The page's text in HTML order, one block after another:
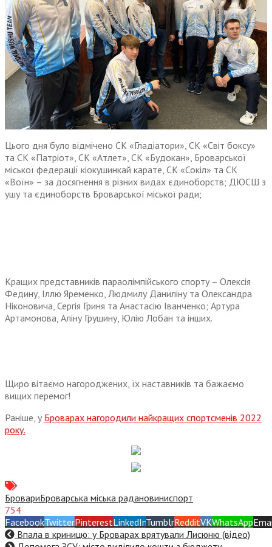
Цього дня було відмічено СК «Гладіатори», СК «Світ боксу»
та СК «Патріот», СК «Атлет», СК «Будокан», Броварської
міської федерації кіокушинкай карате, СК «Сокіл» та СК
«Воїн» – за досягнення в різних видах єдиноборств; ДЮСШ з
ушу та єдиноборств Броварської міської ради;
Кращих представників параолімпійського спорту – Олексія
Федину, Іллю Яременко, Людмилу Даниліну та Олександра
Ніконовича, Сергія Гриня та Анастасію Іванченко; Артура
Артамонова, Аліну Грушину, Юлію Лобан та інших.
Щиро вітаємо нагороджених, їх наставників та бажаємо
вищих перемог!
Раніше, у Броварах нагородили найкращих спортсменів 2022
року.
БровариБроварська міська радановиниспорт
754
FacebookTwitterPinterestLinkedInTumblrRedditVKWhatsApp
Впала в криницю: у Броварах врятували Лисюню (відео)